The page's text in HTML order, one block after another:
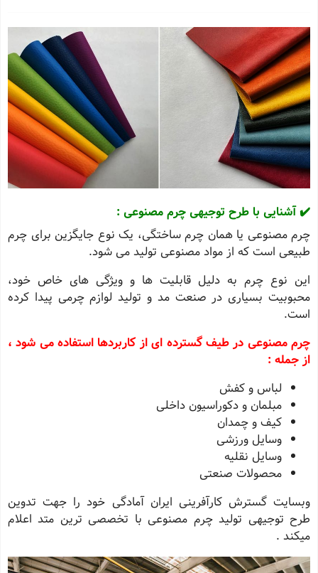
✔️ آشنایی با طرح توجیهی چرم مصنوعی :
چرم مصنوعی یا همان چرم ساختگی، یک نوع جایگزین برای چرم
طبیعی است که از مواد مصنوعی تولید می‌ شود.
این نوع چرم به دلیل قابلیت‌ ها و ویژگی‌ های خاص خود،
محبوبیت بسیاری در صنعت مد و تولید لوازم چرمی پیدا کرده
است.
چرم مصنوعی در طیف گسترده ای از کاربردها استفاده می شود ،
از جمله :
لباس و کفش
مبلمان و دکوراسیون داخلی
کیف و چمدان
وسایل ورزشی
وسایل نقلیه
محصولات صنعتی
وبسایت گسترش کارآفرینی ایران آمادگی خود را جهت تدوین
طرح توجیهی تولید چرم مصنوعی با تخصصی ترین متد اعلام
میکند .